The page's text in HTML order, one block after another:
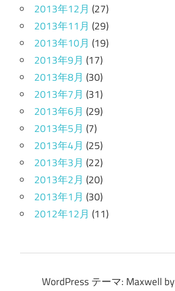
2013年12月 (27)
2013年11月 (29)
2013年10月 (19)
2013年9月 (17)
2013年8月 (30)
2013年7月 (31)
2013年6月 (29)
2013年5月 (7)
2013年4月 (25)
2013年3月 (22)
2013年2月 (20)
2013年1月 (30)
2012年12月 (11)
WordPress テーマ: Maxwell by